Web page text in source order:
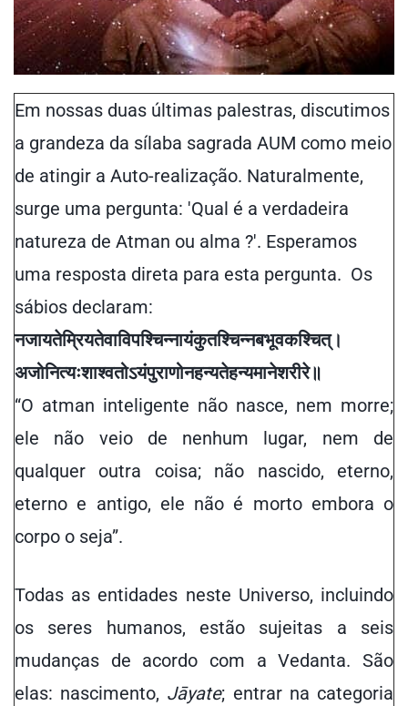
Em nossas duas últimas palestras, discutimos
a grandeza da sílaba sagrada AUM como meio
de atingir a Auto-realização. Naturalmente,
surge uma pergunta: 'Qual é a verdadeira
natureza de Atman ou alma ?'. Esperamos
uma resposta direta para esta pergunta. Os
sábios declaram:
नजायतेम्रियतेवाविपश्चिन्नायंकुतश्चिन्नबभूवकश्चित्।
अजोनित्यःशाश्वतोऽयंपुराणोनहन्यतेहन्यमानेशरीरे॥
“O atman inteligente não nasce, nem morre;
ele não veio de nenhum lugar, nem de
qualquer outra coisa; não nascido, eterno,
eterno e antigo, ele não é morto embora o
corpo o seja”.
Todas as entidades neste Universo, incluindo
os seres humanos, estão sujeitas a seis
mudanças de acordo com a Vedanta. São
elas: nascimento, Jāyate; entrar na categoria